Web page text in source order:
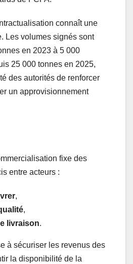
connaît une
Les volumes signés sont
en 2023 à 5 000
25 000 tonnes en 2025,
des autorités de renforcer
un approvisionnement
fixe des
entre acteurs :
,
,
livraison.
à sécuriser les revenus des
la disponibilité de la